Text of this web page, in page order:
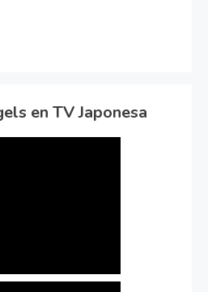
en TV Japonesa